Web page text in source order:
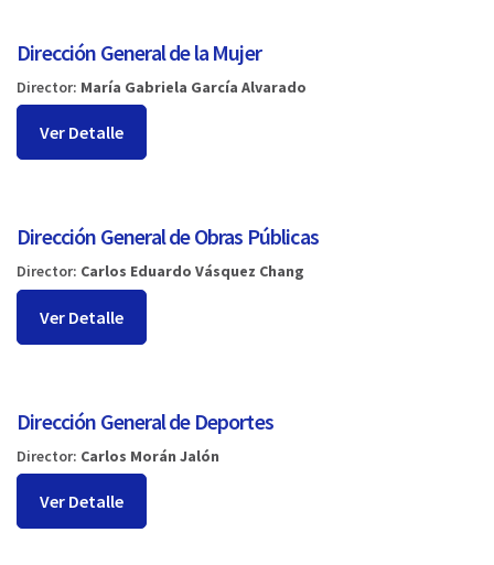
Dirección General de la Mujer
Director: María Gabriela García Alvarado
Ver Detalle
Dirección General de Obras Públicas
Director: Carlos Eduardo Vásquez Chang
Ver Detalle
Dirección General de Deportes
Director: Carlos Morán Jalón
Ver Detalle